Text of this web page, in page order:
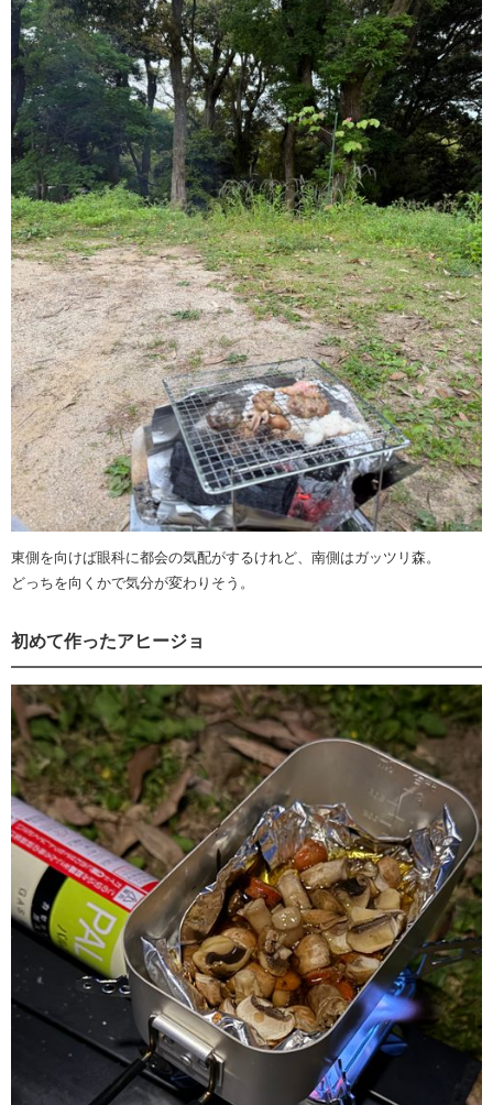
東側を向けば眼科に都会の気配がするけれど、南側はガッツリ森。
どっちを向くかで気分が変わりそう。
初めて作ったアヒージョ